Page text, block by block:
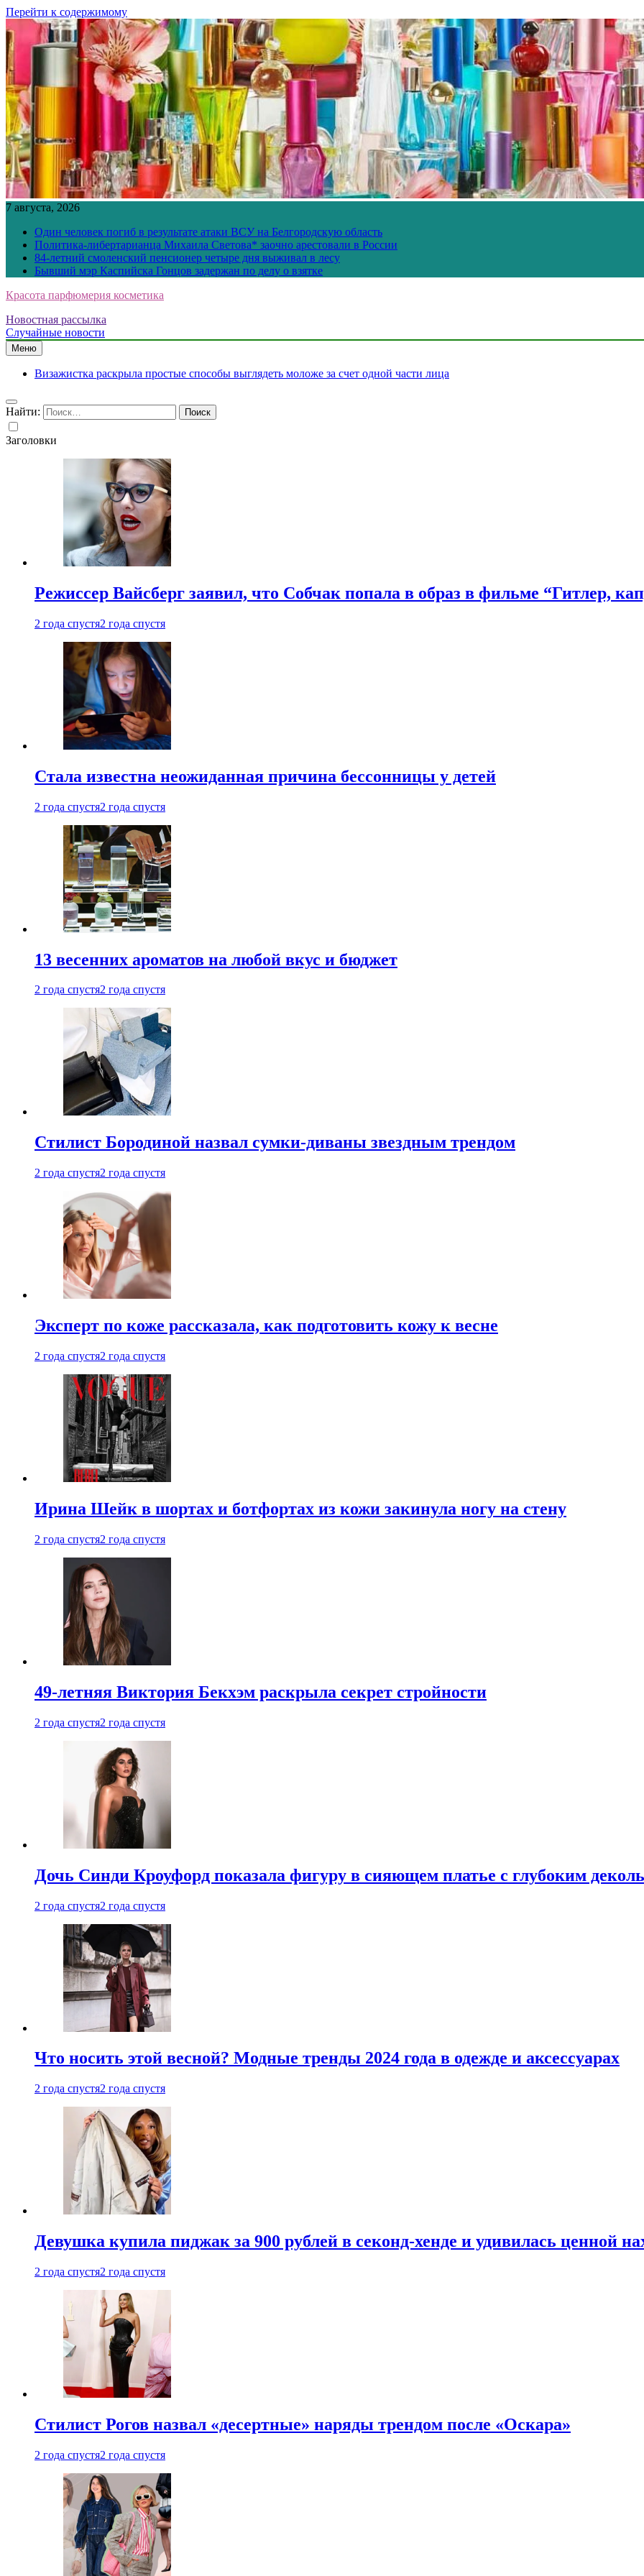
Перейти к содержимому
7 августа, 2026
Один человек погиб в результате атаки ВСУ на Белгородскую область
Политика-либертарианца Михаила Светова* заочно арестовали в России
84-летний смоленский пенсионер четыре дня выживал в лесу
Бывший мэр Каспийска Гонцов задержан по делу о взятке
Красота парфюмерия косметика
Новостная рассылка
Случайные новости
Меню
Визажистка раскрыла простые способы выглядеть моложе за счет одной части лица
Найти:
Заголовки
Режиссер Вайсберг заявил, что Собчак попала в образ в фильме “Гитлер,
2 года спустя2 года спустя
Стала известна неожиданная причина бессонницы у детей
2 года спустя2 года спустя
13 весенних ароматов на любой вкус и бюджет
2 года спустя2 года спустя
Стилист Бородиной назвал сумки-диваны звездным трендом
2 года спустя2 года спустя
Эксперт по коже рассказала, как подготовить кожу к весне
2 года спустя2 года спустя
Ирина Шейк в шортах и ботфортах из кожи закинула ногу на стену
2 года спустя2 года спустя
49-летняя Виктория Бекхэм раскрыла секрет стройности
2 года спустя2 года спустя
Дочь Синди Кроуфорд показала фигуру в сияющем платье с глубоким
2 года спустя2 года спустя
Что носить этой весной? Модные тренды 2024 года в одежде и аксессуарах
2 года спустя2 года спустя
Девушка купила пиджак за 900 рублей в секонд-хенде и удивилась ценной
2 года спустя2 года спустя
Стилист Рогов назвал «десертные» наряды трендом после «Оскара»
2 года спустя2 года спустя